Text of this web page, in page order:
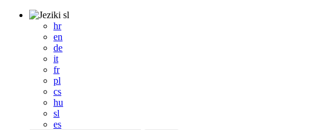
sl
hr
en
de
it
fr
pl
cs
hu
sl
es